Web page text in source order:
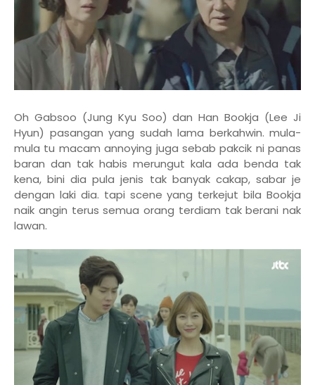
Oh Gabsoo (Jung Kyu Soo) dan Han Bookja (Lee Ji
Hyun) pasangan yang sudah lama berkahwin. mula-
mula tu macam annoying juga sebab pakcik ni panas
baran dan tak habis merungut kala ada benda tak
kena, bini dia pula jenis tak banyak cakap, sabar je
dengan laki dia. tapi scene yang terkejut bila Bookja
naik angin terus semua orang terdiam tak berani nak
lawan.